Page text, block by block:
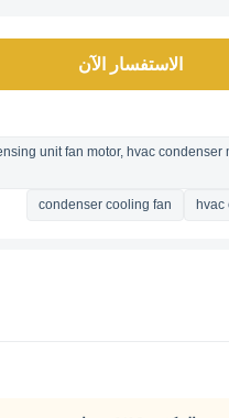
الاستفسار الآن
condensing unit fan motor, hvac
condenser cooling fan